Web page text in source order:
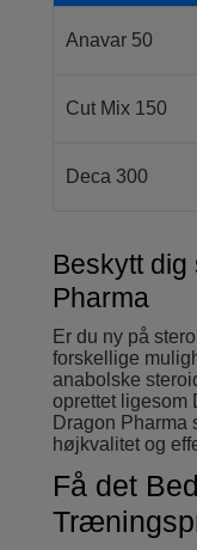
Anavar 50
Cut Mix 150
Deca 300
Beskytt
Pharma
Er du ny på
forskellige
anabolske
oprettet ligesom
Dragon Pharma
højkvalitet og
Få det